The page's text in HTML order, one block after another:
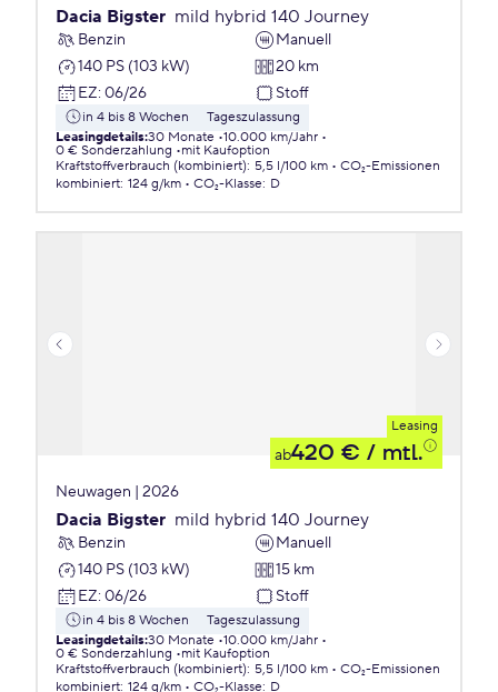
Dacia Bigster mild hybrid 140 Journey
Benzin
Manuell
140 PS (103 kW)
20 km
EZ: 06/26 Stoff
in 4 bis 8 Wochen
Tageszulassung
Leasingdetails:30 Monate 10.000 km/Jahr
0 € Sonderzahlung
mit Kaufoption
Kraftstoffverbrauch (kombiniert): 5,5 l/100 km
CO₂-Emissionen
kombiniert: 124 g/km CO₂-Klasse: D
Leasing
ab420 € / mtl.
Neuwagen | 2026
Dacia Bigster mild hybrid 140 Journey
Benzin
Manuell
140 PS (103 kW)
15 km
EZ: 06/26 Stoff
in 4 bis 8 Wochen
Tageszulassung
Leasingdetails:30 Monate 10.000 km/Jahr
0 € Sonderzahlung
mit Kaufoption
Kraftstoffverbrauch (kombiniert): 5,5 l/100 km
CO₂-Emissionen
kombiniert: 124 g/km CO₂-Klasse: D